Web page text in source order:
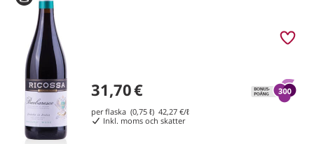
31,70€
per flaska (0,75 ℓ) 42,27 €/ℓ
Inkl. moms och skatter